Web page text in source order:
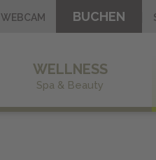
WEBCAM BUCHEN
WELLNESS
Spa & Beauty